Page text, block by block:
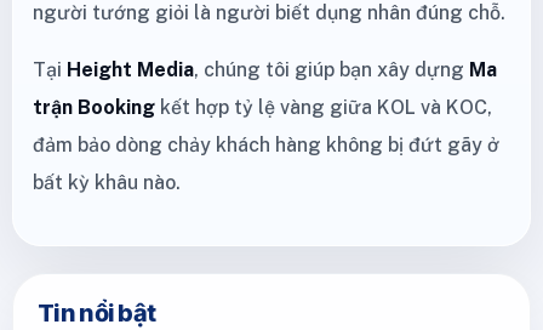
người tướng giỏi là người biết dụng nhân đúng chỗ.
Tại Height Media, chúng tôi giúp bạn xây dựng Ma
trận Booking kết hợp tỷ lệ vàng giữa KOL và KOC,
đảm bảo dòng chảy khách hàng không bị đứt gãy ở
bất kỳ khâu nào.
Tin nổi bật